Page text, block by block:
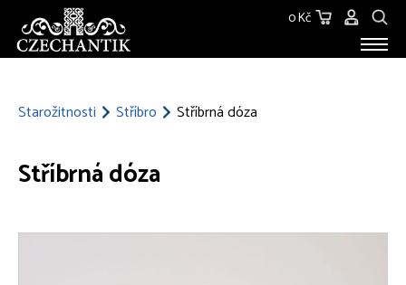
0 Kč
Starožitnosti Stříbro Stříbrná dóza
Stříbrná dóza